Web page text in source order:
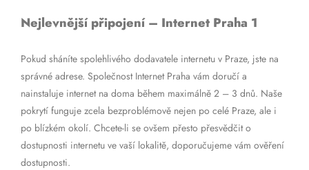
Nejlevnější připojení – Internet Praha 1
Pokud sháníte spolehlivého dodavatele internetu v Praze, jste na
správné adrese. Společnost Internet Praha vám doručí a
nainstaluje internet na doma během maximálně 2 – 3 dnů. Naše
pokrytí funguje zcela bezproblémově nejen po celé Praze, ale i
po blízkém okolí. Chcete-li se ovšem přesto přesvědčit o
dostupnosti internetu ve vaší lokalitě, doporučujeme vám ověření
dostupnosti.